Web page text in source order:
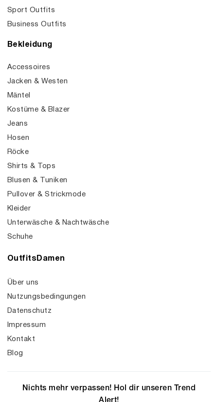
Sport Outfits
Business Outfits
Bekleidung
Accessoires
Jacken & Westen
Mäntel
Kostüme & Blazer
Jeans
Hosen
Röcke
Shirts & Tops
Blusen & Tuniken
Pullover & Strickmode
Kleider
Unterwäsche & Nachtwäsche
Schuhe
OutfitsDamen
Über uns
Nutzungsbedingungen
Datenschutz
Impressum
Kontakt
Blog
Nichts mehr verpassen! Hol dir unseren Trend
Alert!